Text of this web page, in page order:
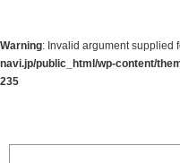
Warning: Invalid argument supplied
navi.jp/public_html/wp-content/
235